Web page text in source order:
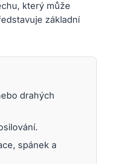
který může
základní
drahých
spánek a